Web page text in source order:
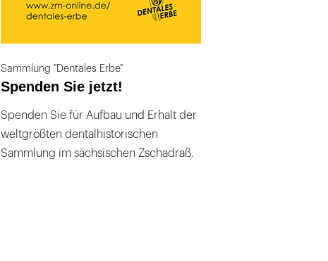
Sammlung "Dentales Erbe"
Spenden Sie jetzt!
Spenden Sie für Aufbau und Erhalt der
weltgrößten dentalhistorischen
Sammlung im sächsischen Zschadraß.